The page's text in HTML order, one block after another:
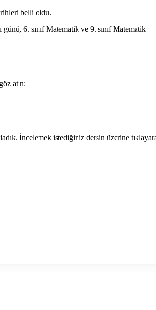
belli oldu.
6. sınıf Matematik ve 9. sınıf Matematik
atın:
İncelemek istediğiniz dersin üzerine